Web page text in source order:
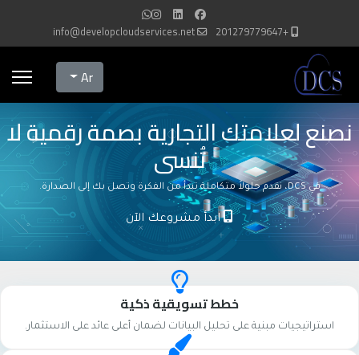
+201279779647
info@developcloudservices.net
Select your language
Ar
نصنع لعلامتك التجارية بصمة رقمية لا
تُنسى
في DCS، نقدم حلولاً متكاملة تبدأ من الفكرة وتصل بك إلى الصدارة.
ابدأ مشروعك الآن
خطط تسويقية ذكية
استراتيجيات مبنية على تحليل البيانات لضمان أعلى عائد على الاستثمار.